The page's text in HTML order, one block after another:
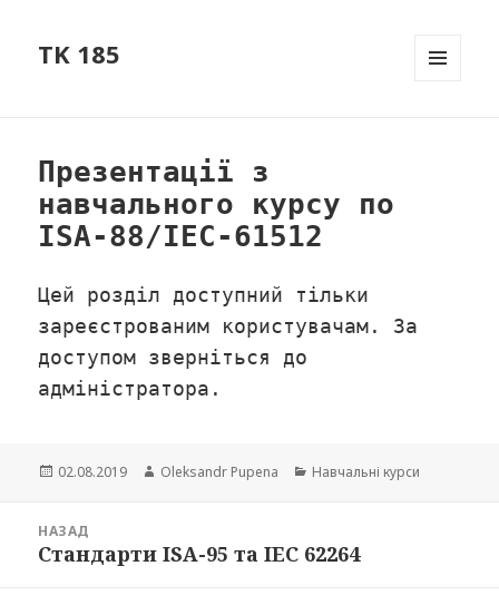
TK 185
Презентації з
навчального курсу по
ISA-88/IEC-61512
Цей розділ доступний тільки
зареєстрованим користувачам. За
доступом зверніться до
адміністратора.
Опубліковано
02.08.2019 Автор
Oleksandr Pupena Категорії
Навчальні курси
записів
НАЗАД
Попередній
Стандарти ISA-95 та IEC 62264